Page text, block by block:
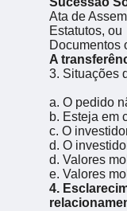
Ata de
Estatutos, ou
Documentos
A
3. Situações
a. O pedido
b. Esteja em
c. O
d. O
d. Valores
e. Valores
4.